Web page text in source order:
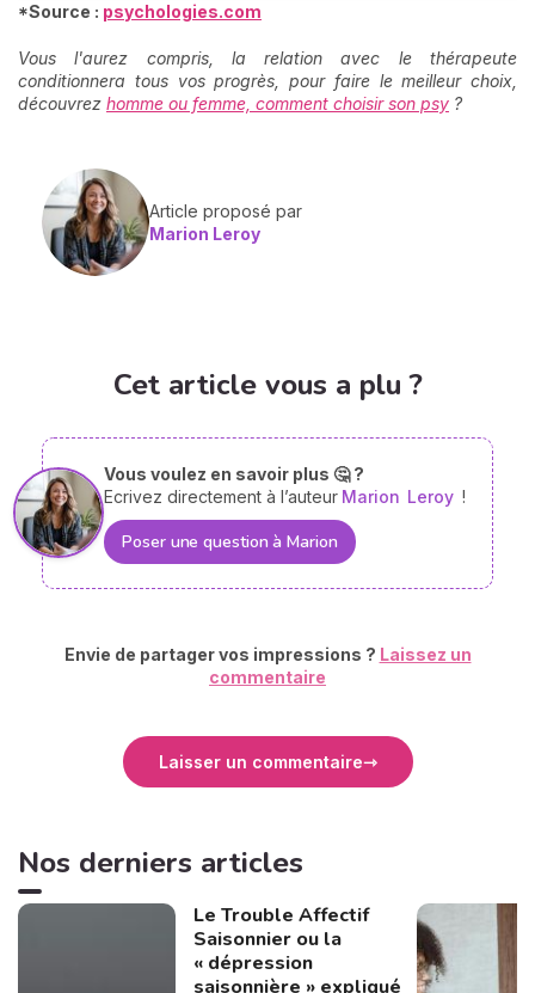
*Source : psychologies.com
Vous l'aurez compris, la relation avec le thérapeute
conditionnera tous vos progrès, pour faire le meilleur choix,
découvrez homme ou femme, comment choisir son psy ?
Article proposé par
Marion Leroy
Cet article vous a plu ?
Vous voulez en savoir plus 🤔 ?
Ecrivez directement à l’auteur Marion Leroy !
Poser une question à Marion
Envie de partager vos impressions ? Laissez un
commentaire
Laisser un commentaire
Nos derniers articles
Le Trouble Affectif
Saisonnier ou la
« dépression
saisonnière » expliqué